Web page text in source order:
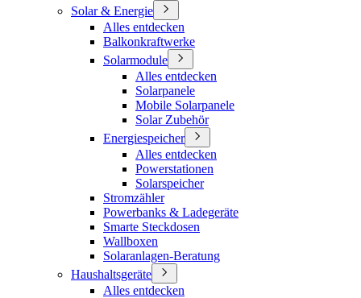
Solar & Energie
Alles entdecken
Balkonkraftwerke
Solarmodule
Alles entdecken
Solarpanele
Mobile Solarpanele
Solar Zubehör
Energiespeicher
Alles entdecken
Powerstationen
Solarspeicher
Stromzähler
Powerbanks & Ladegeräte
Smarte Steckdosen
Wallboxen
Solaranlagen-Beratung
Haushaltsgeräte
Alles entdecken